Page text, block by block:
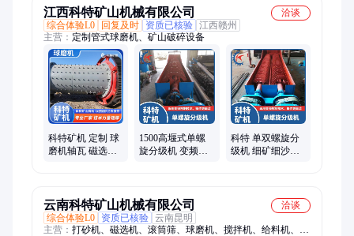
江西科特矿山机械有限公司
洽谈
综合体验L0
回复及时 资质已核验 江西赣州
主营： 定制管式球磨机、矿山破碎设备
科特矿机 定制 球
磨机轴瓦 磁选工
1500高堰式单螺
旋分级机 变频控
科特 单双螺旋分
级机 细矿细沙分
云南科特矿山机械有限公司
洽谈
综合体验L0
资质已核验 云南昆明
主营： 打砂机、磁选机、滚筒筛、球磨机、搅拌机、给料机、破